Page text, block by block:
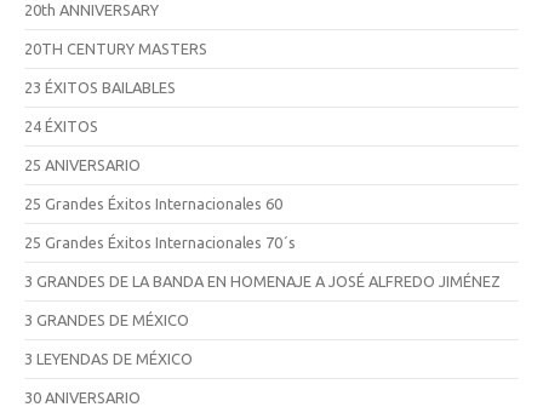
20th ANNIVERSARY
20TH CENTURY MASTERS
23 ÉXITOS BAILABLES
24 ÉXITOS
25 ANIVERSARIO
25 Grandes Éxitos Internacionales 60
25 Grandes Éxitos Internacionales 70´s
3 GRANDES DE LA BANDA EN HOMENAJE A JOSÉ ALFREDO JIMÉNEZ
3 GRANDES DE MÉXICO
3 LEYENDAS DE MÉXICO
30 ANIVERSARIO